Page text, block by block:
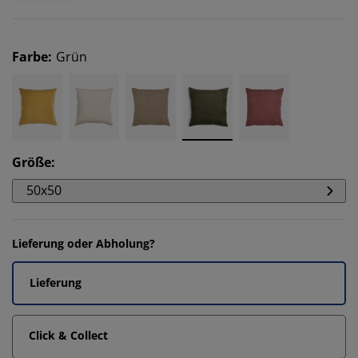
Farbe: Grün
Größe:
50x50
Lieferung oder Abholung?
Lieferung
Click & Collect